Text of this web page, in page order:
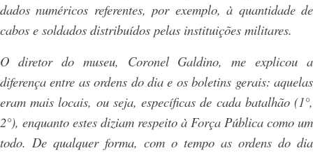
dados numéricos referentes, por exemplo, à quantidade de
cabos e soldados distribuídos pelas instituições militares.
O diretor do museu, Coronel Galdino, me explicou a
diferença entre as ordens do dia e os boletins gerais: aquelas
eram mais locais, ou seja, específicas de cada batalhão (1°,
2°), enquanto estes diziam respeito à Força Pública como um
todo. De qualquer forma, com o tempo as ordens do dia